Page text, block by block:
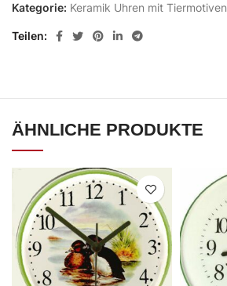
Kategorie: Keramik Uhren mit Tiermotiven
Teilen
ÄHNLICHE PRODUKTE